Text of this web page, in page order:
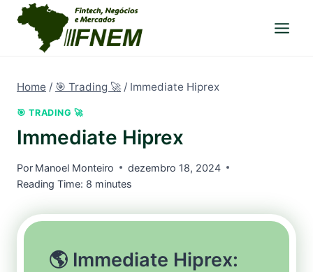
Pular
para
Home / 🎯 Trading 🚀 / Immediate Hiprex
🎯 TRADING 🚀
Immediate Hiprex
Por Manoel Monteiro
dezembro 18, 2024
Reading Time: 8 minutes
🌎 Immediate Hiprex: